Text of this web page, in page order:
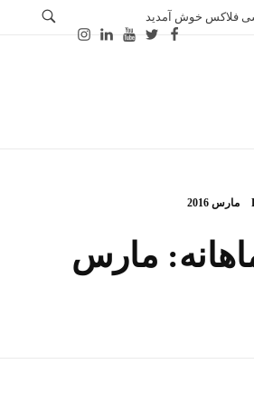
فلاکس خوش آمدید
مارس